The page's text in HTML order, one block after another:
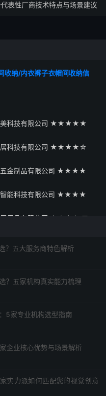
表性厂商技术特点与场景建议
纳/内衣裤子衣帽间收纳信
美科技有限公司 ★★★★★
居科技有限公司 ★★★★☆
五金制品有限公司 ★★★★
智能科技有限公司 ★★★★
居用品有限公司 ★★★☆ 口
？五大服务商特色解析
？五家机构真实能力梳理
5家专业机构选型指南
企业核心优势与场景解析
实力派如何匹配您的视觉创意